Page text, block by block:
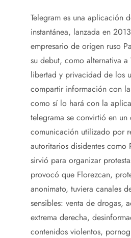
Telegram es una aplicación
instantánea, lanzada en
empresario de origen ruso
su debut, como alternativa
libertad y privacidad de los
compartir información con
como sí lo hará con la
telegrama se convirtió en un
comunicación utilizado por
autoritarios disidentes como
sirvió para organizar
provocó que Florezcan,
anonimato, tuviera canales
sensibles: venta de drogas,
extrema derecha,
contenidos violentos,